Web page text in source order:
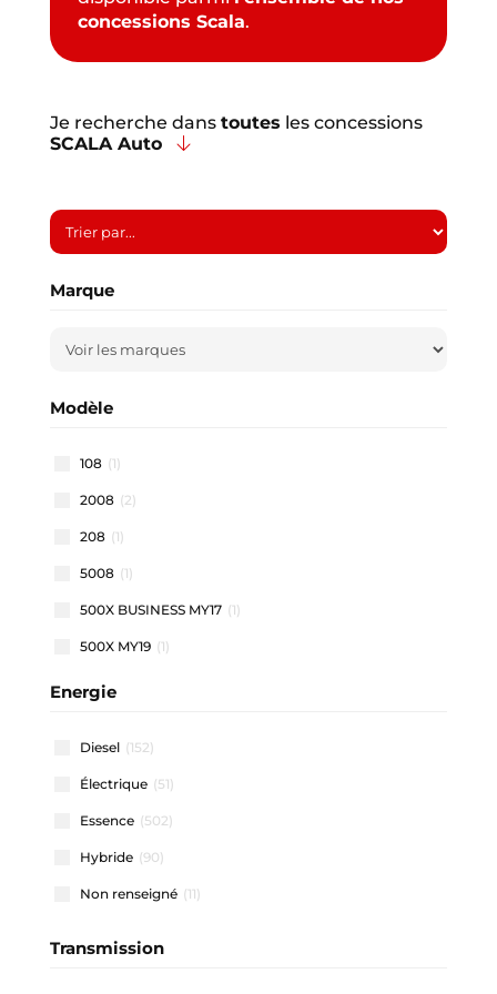
concessions Scala.
Je recherche dans toutes les concessions
SCALA Auto
Marque
Modèle
108 (1)
2008 (2)
208 (1)
5008 (1)
500X BUSINESS MY17 (1)
500X MY19 (1)
500X MY22
911 CARRERA COUPE
A1 ALLSTREET
A1 SPORTBACK
A3 ALLSTREET
A3 BERLINE (1)
A3 SPORTBACK
Energie
Diesel (152)
Électrique (51)
Essence (502)
Hybride (90)
Non renseigné (11)
Transmission